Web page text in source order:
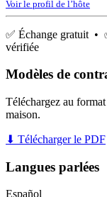
Voir le profil de l’hôte
✅ Échange gratuit •
vérifiée
Modèles de
Téléchargez au
maison.
⬇ Télécharger le PDF
Langues parlées
Español